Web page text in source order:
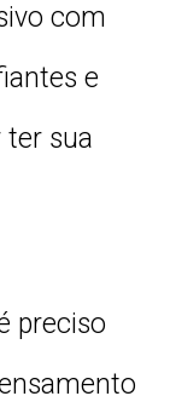
com
e
ter sua
preciso